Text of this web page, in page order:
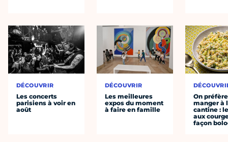
DÉCOUVRIR
Les concerts
parisiens à voir en
août
DÉCOUVRIR
Les meilleures
expos du moment
à faire en famille
On préfère
manger à
cantine :
aux
façon